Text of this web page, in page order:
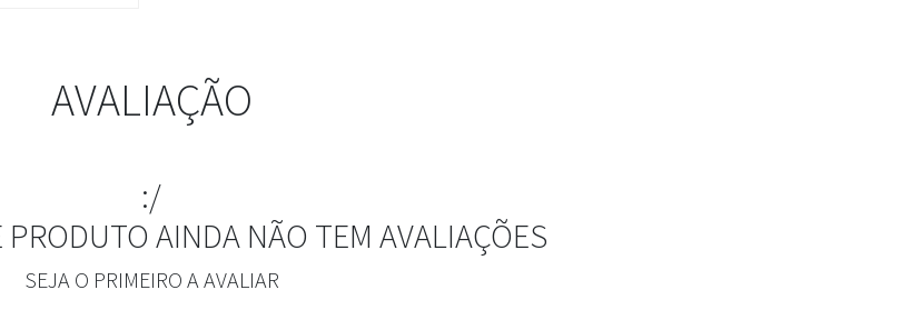
AVALIAÇÃO
:/
PRODUTO AINDA NÃO TEM AVALIAÇÕES
SEJA O PRIMEIRO A AVALIAR